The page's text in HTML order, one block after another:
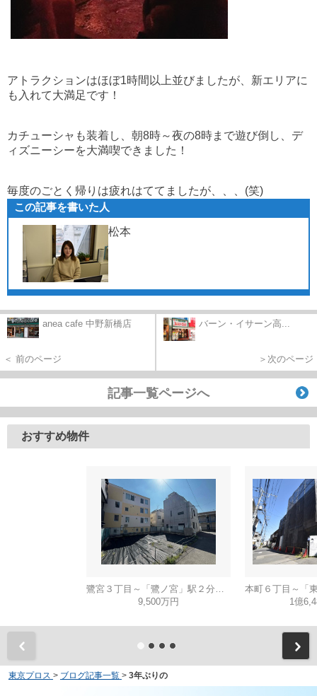
アトラクションはほぼ1時間以上並びましたが、新エリアに
も入れて大満足です！
カチューシャも装着し、朝8時～夜の8時まで遊び倒し、デ
ィズニーシーを大満喫できました！
毎度のごとく帰りは疲れはててましたが、、、(笑)
この記事を書いた人
松本
anea cafe 中野新橋店
＜ 前のページ
バーン・イサーン高...
＞次のページ
記事一覧ページへ
おすすめ物件
鷺宮３丁目～「鷺ノ宮」駅２分・建築条件無し売地～
9,500万円
1億
東京プロス > ブログ記事一覧 > 3年ぶりの